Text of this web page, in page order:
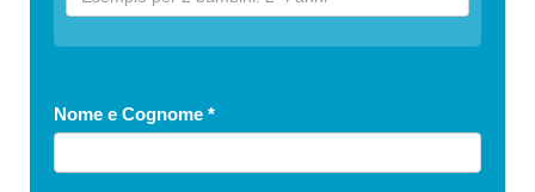
Nome e Cognome *